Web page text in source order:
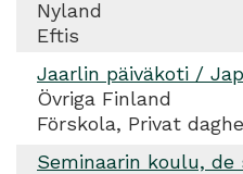
Nyland
Eftis
Jaarlin päiväkoti /
Övriga Finland
Förskola, Privat
Seminaarin koulu, de